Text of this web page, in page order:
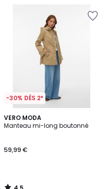
-30% DÈS 2*
VERO MODA
Manteau mi-long boutonné
59,99 €
4,5
/ 5